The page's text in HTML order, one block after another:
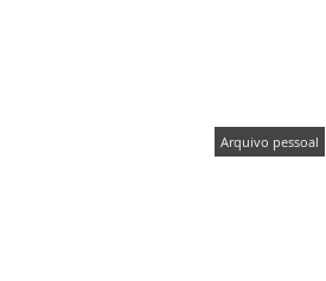
Arquivo pessoal